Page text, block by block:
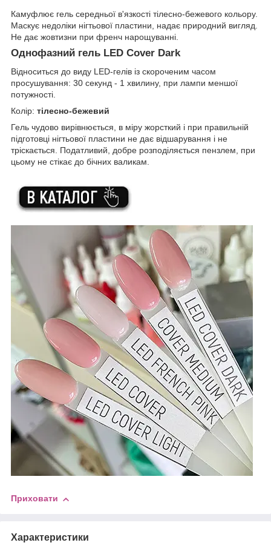
Камуфлює гель середньої в'язкості тілесно-бежевого кольору.
Маскує недоліки нігтьової пластини, надає природний вигляд.
Не дає жовтизни при френч нарощуванні.
Однофазний гель LED Cover Dark
Відноситься до виду LED-гелів із скороченим часом
просушування: 30 секунд - 1 хвилину, при лампи меншої
потужності.
Колір: тілесно-бежевий
Гель чудово вирівнюється, в міру жорсткий і при правильній
підготовці нігтьової пластини не дає відшарування і не
тріскається. Податливий, добре розподіляється пензлем, при
цьому не стікає до бічних валикам.
Приховати
Характеристики